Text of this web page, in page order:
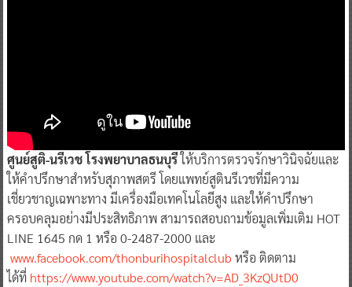
ศูนย์สูติ-นรีเวช โรงพยาบาลธนบุรีให้บริการตรวจรักษาวินิจฉัยและ
ให้คำปรึกษาสำหรับสุภาพสตรี โดยแพทย์สูตินรีเวชที่มีความ
เชี่ยวชาญเฉพาะทาง มีเครื่องมือเทคโนโลยีสูง และให้คำปรึกษา
ครอบคลุมอย่างมีประสิทธิภาพ สามารถสอบถามข้อมูลเพิ่มเติม HOT
LINE 1645 กด 1 หรือ 0-2487-2000 และ
www.facebook.com/thonburihospitalclub หรือ ติดตาม
ได้ที่ https://www.youtube.com/watch?v=AD_3KzQUtD0